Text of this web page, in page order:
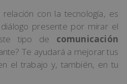
con la tecnología, es
presente por mirar el
tipo de comunicación
Te ayudará a mejorar tus
el trabajo y, también, en tu